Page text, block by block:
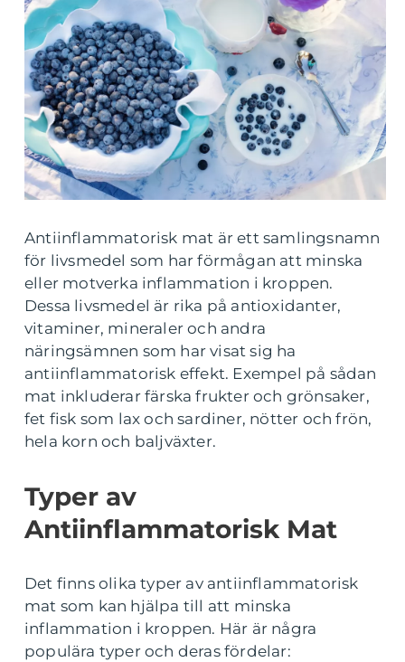
Antiinflammatorisk mat är ett samlingsnamn
för livsmedel som har förmågan att minska
eller motverka inflammation i kroppen.
Dessa livsmedel är rika på antioxidanter,
vitaminer, mineraler och andra
näringsämnen som har visat sig ha
antiinflammatorisk effekt. Exempel på sådan
mat inkluderar färska frukter och grönsaker,
fet fisk som lax och sardiner, nötter och frön,
hela korn och baljväxter.
Typer av
Antiinflammatorisk Mat
Det finns olika typer av antiinflammatorisk
mat som kan hjälpa till att minska
inflammation i kroppen. Här är några
populära typer och deras fördelar: